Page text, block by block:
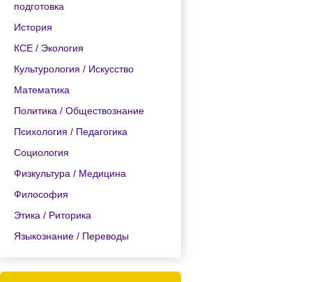
подготовка
История
КСЕ / Экология
Культурология / Искусство
Математика
Политика / Обществознание
Психология / Педагогика
Социология
Физкультура / Медицина
Философия
Этика / Риторика
Языкознание / Переводы